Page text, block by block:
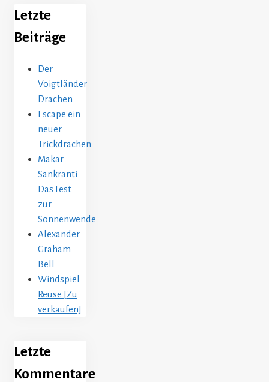
Letzte
Beiträge
Der
Voigtländer
Drachen
Escape ein
neuer
Trickdrachen
Makar
Sankranti
Das Fest
zur
Sonnenwende
Alexander
Graham
Bell
Windspiel
Reuse [Zu
verkaufen]
Letzte
Kommentare